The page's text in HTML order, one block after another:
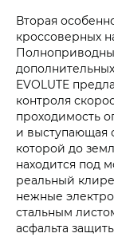
Вторая
кроссоверных
EVOLUTE
контроля
проходимость
и выступающая
которой до
находится под
реальный
нежные
стальным
асфальта